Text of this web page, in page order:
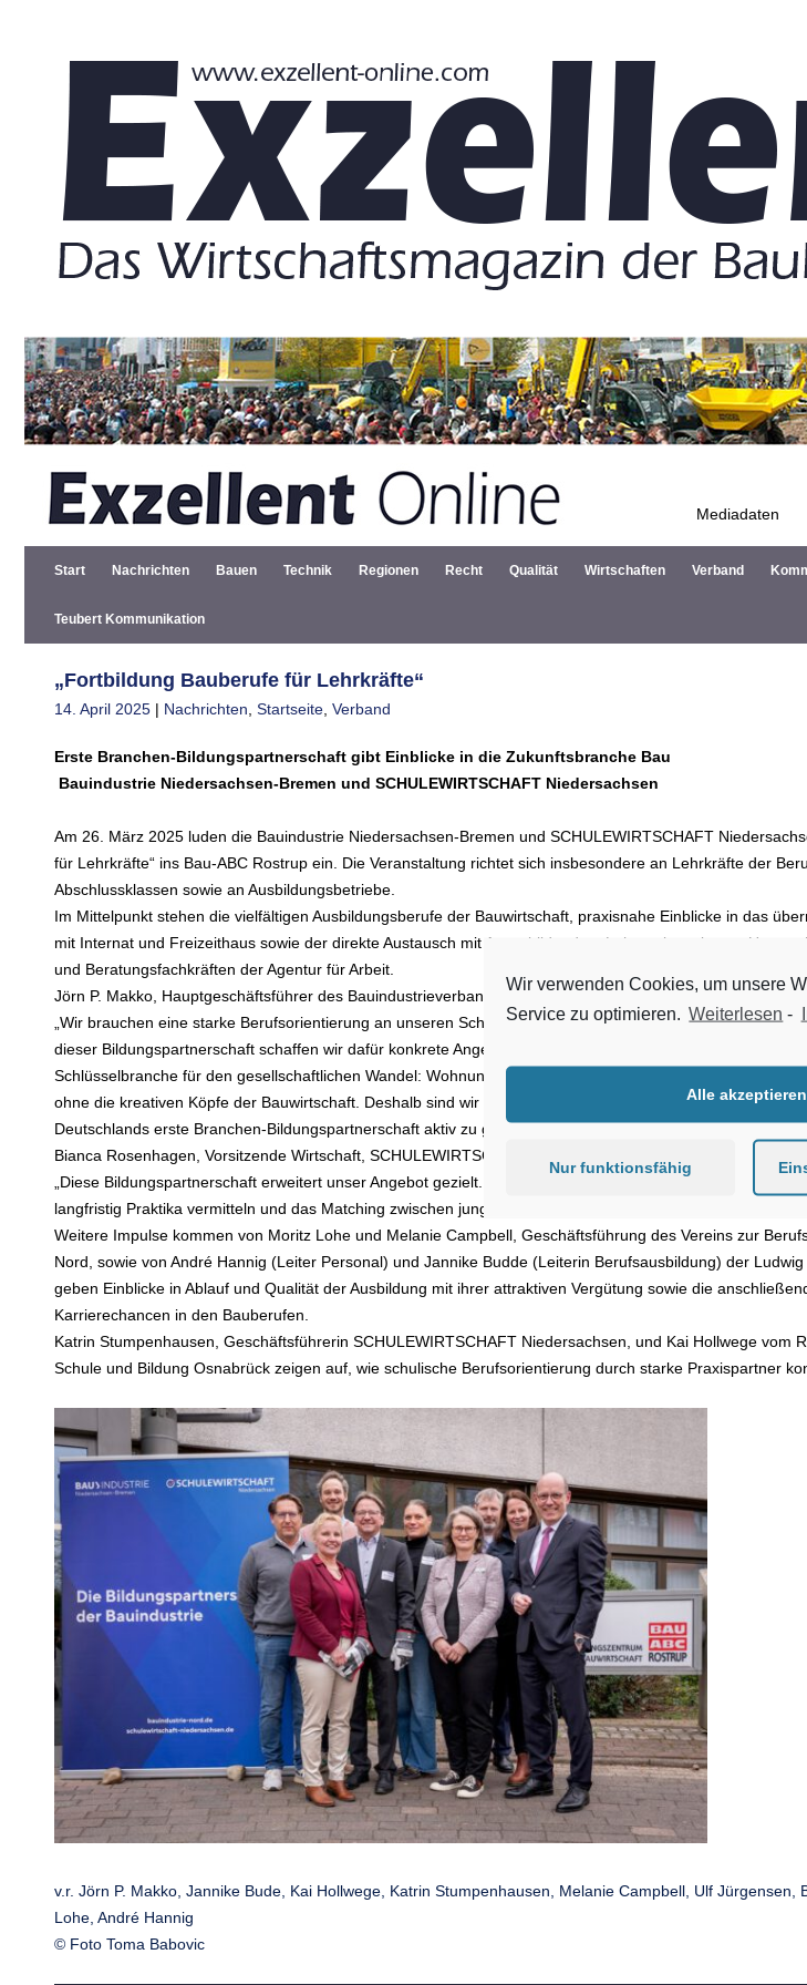
Mediadaten
Zum Inhalt springen
Start Nachrichten Bauen Technik Regionen Recht Qualität Wirtschaften Verband
Teubert Kommunikation
„Fortbildung Bauberufe für Lehrkräfte“
14. April 2025 | Nachrichten Startseite Verband
Erste Branchen-Bildungspartnerschaft gibt Einblicke in die Zukunftsbranche Bau
Bauindustrie Niedersachsen-Bremen und SCHULEWIRTSCHAFT Niedersachsen
Am 26. März 2025 luden die Bauindustrie Niedersachsen-Bremen und SCHULEWIRTSCHAFT
für Lehrkräfte“ ins Bau-ABC Rostrup ein. Die Veranstaltung richtet sich insbesondere an Lehrkräfte der
Abschlussklassen sowie an Ausbildungsbetriebe.
Im Mittelpunkt stehen die vielfältigen Ausbildungsberufe der Bauwirtschaft, praxisnahe Einblicke in das
mit Internat und Freizeithaus sowie der direkte Austausch mit Auszubildenden, Lehrwerksmeistern,
und Beratungsfachkräften der Agentur für Arbeit.
Jörn P. Makko, Hauptgeschäftsführer des Bauindustrieverbandes Niedersachsen-Bremen, betont:
„Wir brauchen eine starke Berufsorientierung an unseren Schulen, um junge Menschen für die
dieser Bildungspartnerschaft schaffen wir dafür konkrete Angebote – gemeinsam mit Schulen und
Schlüsselbranche für den gesellschaftlichen Wandel: Wohnungsbau, Energiewende, Wärmewende oder
ohne die kreativen Köpfe der Bauwirtschaft. Deshalb sind wir stolz, mit dem Netzwerk
Deutschlands erste Branchen-Bildungspartnerschaft aktiv zu gestalten.“
Bianca Rosenhagen, Vorsitzende Wirtschaft, SCHULEWIRTSCHAFT Niedersachsen, ergänzt:
„Diese Bildungspartnerschaft erweitert unser Angebot gezielt. So können wir Schülerinnen und Schüler
langfristig Praktika vermitteln und das Matching zwischen jungen Talenten und Unternehmen in der
Weitere Impulse kommen von Moritz Lohe und Melanie Campbell, Geschäftsführung des Vereins zur
Nord, sowie von André Hannig (Leiter Personal) und Jannike Budde (Leiterin Berufsausbildung) der
geben Einblicke in Ablauf und Qualität der Ausbildung mit ihrer attraktiven Vergütung sowie die
Karrierechancen in den Bauberufen.
Katrin Stumpenhausen, Geschäftsführerin SCHULEWIRTSCHAFT Niedersachsen, und Kai Hollwege vom
Schule und Bildung Osnabrück zeigen auf, wie schulische Berufsorientierung durch starke Praxispartner
v.r. Jörn P. Makko, Jannike Bude, Kai Hollwege, Katrin Stumpenhausen, Melanie Campbell, Ulf Jürgensen,
Lohe, André Hannig
© Foto Toma Babovic
Wir verwenden Cookies, um unsere
Service zu optimieren. Weiterlesen -
Alle akzeptieren
Nur funktionsfähig